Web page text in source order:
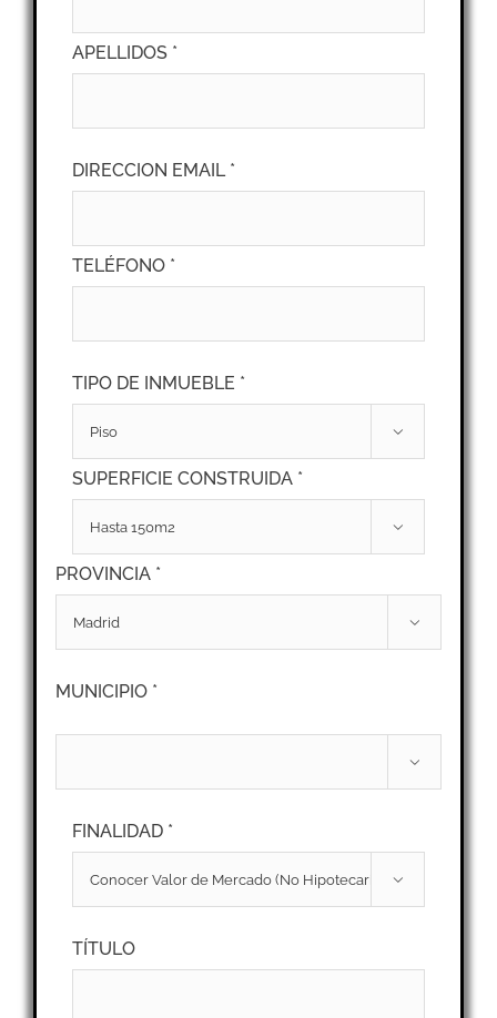
APELLIDOS *
DIRECCION EMAIL *
TELÉFONO *
TIPO DE INMUEBLE *

SUPERFICIE CONSTRUIDA *

PROVINCIA *

MUNICIPIO *

FINALIDAD *

TÍTULO